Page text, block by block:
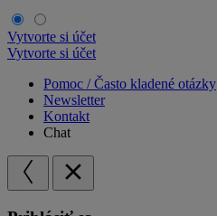
Vytvorte si účet
Vytvorte si účet
Pomoc / Často kladené otázky
Newsletter
Kontakt
Chat